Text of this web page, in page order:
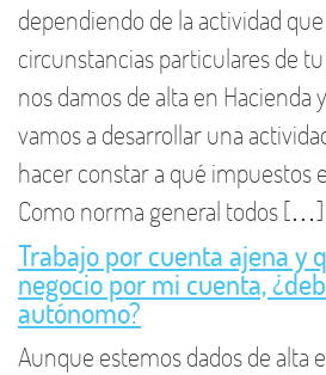
dependiendo de la actividad
circunstancias particulares de
nos damos de alta en
vamos a desarrollar una
hacer constar a qué impuestos
Como norma general todos […]
Trabajo por cuenta ajena y
negocio por mi cuenta,
autónomo?
Aunque estemos dados de alta